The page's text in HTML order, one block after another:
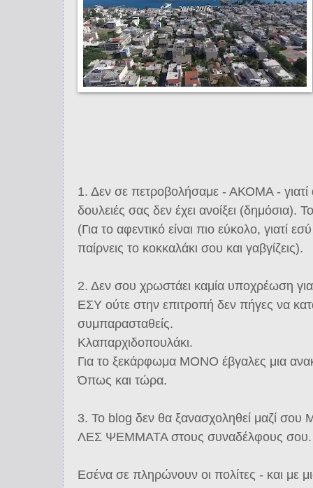
1. Δεν σε πετροβολήσαμε - ΑΚΟΜΑ - γιατί
δουλειές σας δεν έχει ανοίξει (δημόσια).
(Για το αφεντικό είναι πιο εύκολο, γιατί
παίρνεις το κοκκαλάκι σου και γαβγίζεις).
2. Δεν σου χρωστάει καμία υποχρέωση
ΕΣΥ ούτε στην επιτροπή δεν πήγες να
συμπαρασταθείς.
Κλαπαρχιδοπουλάκι.
Για το ξεκάρφωμα ΜΟΝΟ έβγαλες μια
Όπως και τώρα.
3. Το blog δεν θα ξανασχοληθεί μαζί
ΛΕΣ ΨΕΜΜΑΤΑ στους συναδέλφους σου.
Εσένα σε πληρώνουν οι πολίτες - και με